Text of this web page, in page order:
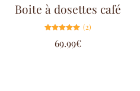
Boite à dosettes café
5.00
sur 5
(2)
69.99€